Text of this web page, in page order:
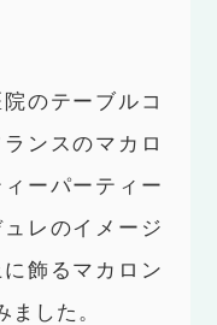
のテーブルコ
ンスのマカロ
ーパーティー
レのイメージ
飾るマカロン
した。